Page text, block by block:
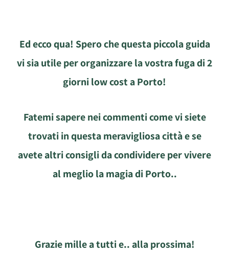
Ed ecco qua! Spero che questa piccola guida
vi sia utile per organizzare la vostra fuga di 2
giorni low cost a Porto!
Fatemi sapere nei commenti come vi siete
trovati in questa meravigliosa città e se
avete altri consigli da condividere per vivere
al meglio la magia di Porto..
Grazie mille a tutti e.. alla prossima!